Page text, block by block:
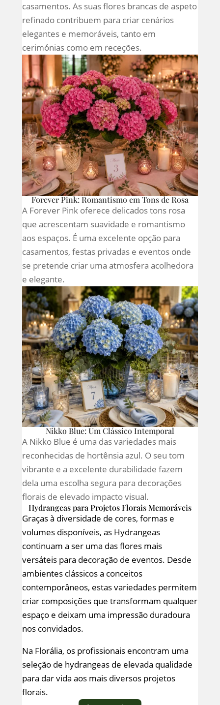
casamentos. As suas flores brancas de aspeto
refinado contribuem para criar cenários
elegantes e memoráveis, tanto em
cerimónias como em receções.
Forever Pink: Romantismo em Tons de Rosa
A Forever Pink oferece delicados tons rosa
que acrescentam suavidade e romantismo
aos espaços. É uma excelente opção para
casamentos, festas privadas e eventos onde
se pretende criar uma atmosfera acolhedora
e elegante.
Nikko Blue: Um Clássico Intemporal
A Nikko Blue é uma das variedades mais
reconhecidas de hortênsia azul. O seu tom
vibrante e a excelente durabilidade fazem
dela uma escolha segura para decorações
florais de elevado impacto visual.
Hydrangeas para Projetos Florais Memoráveis
Graças à diversidade de cores, formas e
volumes disponíveis, as Hydrangeas
continuam a ser uma das flores mais
versáteis para decoração de eventos. Desde
ambientes clássicos a conceitos
contemporâneos, estas variedades permitem
criar composições que transformam qualquer
espaço e deixam uma impressão duradoura
nos convidados.
Na Florália, os profissionais encontram uma
seleção de hydrangeas de elevada qualidade
para dar vida aos mais diversos projetos
florais.